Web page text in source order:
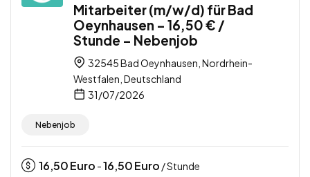
Mitarbeiter (m/w/d) für Bad
Oeynhausen – 16,50 € /
Stunde – Nebenjob
32545 Bad Oeynhausen, Nordrhein-
Westfalen, Deutschland
31/07/2026
Nebenjob
16,50Euro -16,50Euro / Stunde